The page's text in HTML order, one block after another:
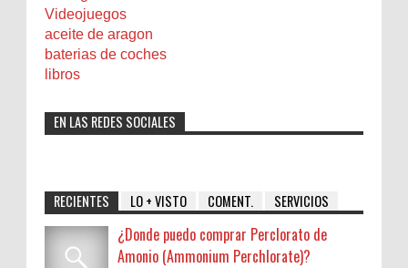
Videojuegos
aceite de aragon
baterias de coches
libros
EN LAS REDES SOCIALES
RECIENTES LO + VISTO COMENT. SERVICIOS
¿Donde puedo comprar Perclorato de
Amonio (Ammonium Perchlorate)?